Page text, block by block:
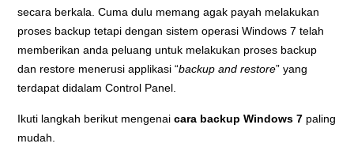
secara berkala. Cuma dulu memang agak payah melakukan
proses backup tetapi dengan sistem operasi Windows 7 telah
memberikan anda peluang untuk melakukan proses backup
dan restore menerusi applikasi “backup and restore” yang
terdapat didalam Control Panel.
Ikuti langkah berikut mengenaicara backup Windows 7 paling
mudah.